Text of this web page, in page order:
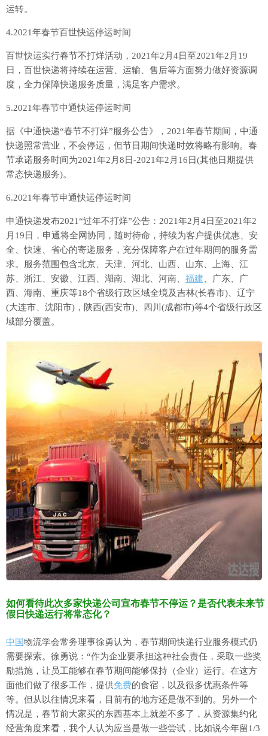
运转。
4.2021年春节百世快运停运时间
百世快运实行春节不打烊活动，2021年2月4日至2021年2月19
日，百世快递将持续在运营、运输、售后等方面努力做好资源调
度，全力保障快递服务质量，满足客户需求。
5.2021年春节中通快运停运时间
据《中通快递“春节不打烊”服务公告》，2021年春节期间，中通
快递照常营业，不会停运，但节日期间快递时效将略有影响。春
节承诺服务时间为2021年2月8日-2021年2月16日(其他日期提供
常态快递服务)。
6.2021年春节申通快运停运时间
申通快递发布2021“过年不打烊”公告：2021年2月4日至2021年2
月19日，申通将全网协同，随时待命，持续为客户提供优惠、安
全、快速、省心的寄递服务，充分保障客户在过年期间的服务需
求。服务范围包含北京、天津、河北、山西、山东、上海、江
苏、浙江、安徽、江西、湖南、湖北、河南、 福建 、广东、广
西、海南、重庆等18个省级行政区域全境及吉林(长春市)、辽宁
(大连市、沈阳市)，陕西(西安市)、四川(成都市)等4个省级行政区
域部分覆盖。
如何看待此次多家快递公司宣布春节不停运？是否代表未来节
假日快递运行将常态化？
中国物流学会常务理事徐勇认为，春节期间快递行业服务模式仍
需要探索。徐勇说：“作为企业要承担这种社会责任，采取一些奖
励措施，让员工能够在春节期间能够保持（企业）运行。在这方
面他们做了很多工作，提供免费的食宿，以及很多优惠条件等
等。但从以往情况来看，目前有的地方还是做不到的。另外一个
情况是，春节前大家买的东西基本上就差不多了，从资源集约化
经营角度来看，我个人认为应当是做一些尝试，比如说今年留1/3